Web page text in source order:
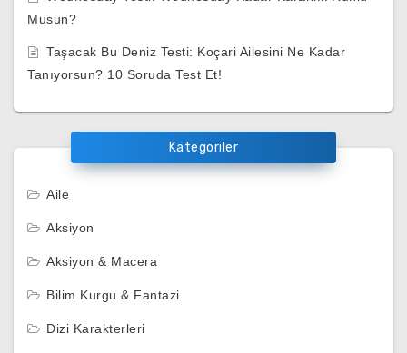
Musun?
Taşacak Bu Deniz Testi: Koçari Ailesini Ne Kadar
Tanıyorsun? 10 Soruda Test Et!
Kategoriler
Aile
Aksiyon
Aksiyon & Macera
Bilim Kurgu & Fantazi
Dizi Karakterleri